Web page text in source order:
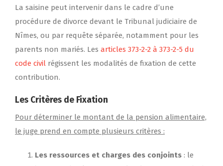
La saisine peut intervenir dans le cadre d’une
procédure de divorce devant le Tribunal judiciaire de
Nîmes, ou par requête séparée, notamment pour les
parents non mariés. Les articles 373-2-2 à 373-2-5 du
code civil régissent les modalités de fixation de cette
contribution.
Les Critères de Fixation
Pour déterminer le montant de la pension alimentaire,
le juge prend en compte plusieurs critères :
Les ressources et charges des conjoints : le